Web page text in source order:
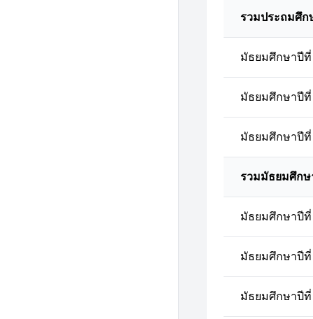
รวมประถมศึก
มัธยมศึกษาปีที่
มัธยมศึกษาปีที่
มัธยมศึกษาปีที่
รวมมัธยมศึก
มัธยมศึกษาปีที่
มัธยมศึกษาปีที่
มัธยมศึกษาปีที่